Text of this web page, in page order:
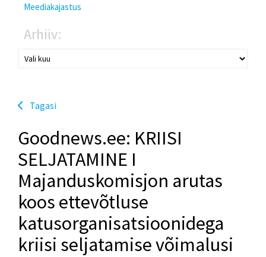
Meediakajastus
Arhiiv:
Tagasi
Goodnews.ee: KRIISI
SELJATAMINE I
Majanduskomisjon arutas
koos ettevõtluse
katusorganisatsioonidega
kriisi seljatamise võimalusi